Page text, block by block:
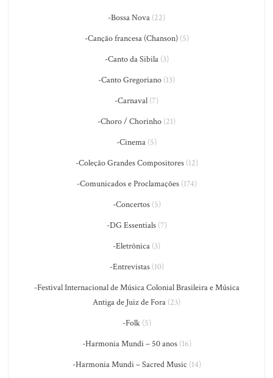
-Bossa Nova (22)
-Canção francesa (Chanson)(5)
-Canto da Sibila(3)
-Canto Gregoriano (13)
-Carnaval (7)
-Choro / Chorinho (21)
-Cinema (5)
-Coleção Grandes Compositores(12)
-Comunicados e Proclamações(174)
-Concertos(5)
-DG Essentials(7)
-Eletrônica (3)
-Entrevistas(10)
-Festival Internacional de Música Colonial Brasileira e Música
Antiga de Juiz de Fora (23)
-Folk(5)
-Harmonia Mundi – 50 anos(16)
-Harmonia Mundi – Sacred Music (14)